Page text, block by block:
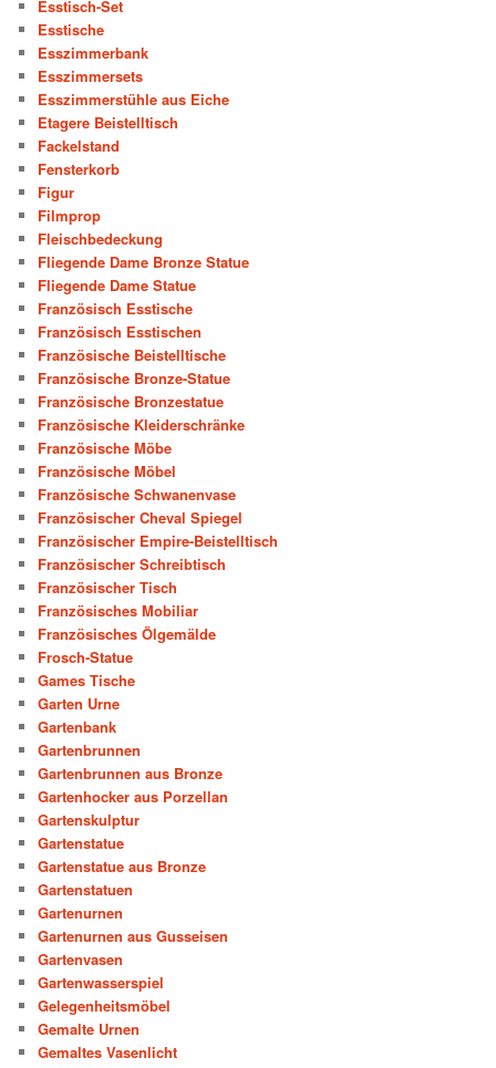
Esstisch-Set
Esstische
Esszimmerbank
Esszimmersets
Esszimmerstühle aus Eiche
Etagere Beistelltisch
Fackelstand
Fensterkorb
Figur
Filmprop
Fleischbedeckung
Fliegende Dame Bronze Statue
Fliegende Dame Statue
Französisch Esstische
Französisch Esstischen
Französische Beistelltische
Französische Bronze-Statue
Französische Bronzestatue
Französische Kleiderschränke
Französische Möbe
Französische Möbel
Französische Schwanenvase
Französischer Cheval Spiegel
Französischer Empire-Beistelltisch
Französischer Schreibtisch
Französischer Tisch
Französisches Mobiliar
Französisches Ölgemälde
Frosch-Statue
Games Tische
Garten Urne
Gartenbank
Gartenbrunnen
Gartenbrunnen aus Bronze
Gartenhocker aus Porzellan
Gartenskulptur
Gartenstatue
Gartenstatue aus Bronze
Gartenstatuen
Gartenurnen
Gartenurnen aus Gusseisen
Gartenvasen
Gartenwasserspiel
Gelegenheitsmöbel
Gemalte Urnen
Gemaltes Vasenlicht